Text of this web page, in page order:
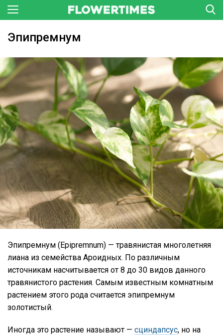
Эпипремнум
Эпипремнум (Epipremnum) — травянистая многолетняя
лиана из семейства Ароидных. По различным
источникам насчитывается от 8 до 30 видов данного
травянистого растения. Самым известным комнатным
растением этого рода считается эпипремнум
золотистый.
Иногда это растение называют — сциндапсус, но на